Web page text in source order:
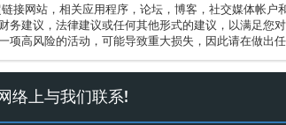
接网站，相关应用程序，论坛，博客，社交媒体帐
务建议，法律建议或任何其他形式的建议，以满足
项高风险的活动，可能导致重大损失，因此请在做出
络上与我们联系!